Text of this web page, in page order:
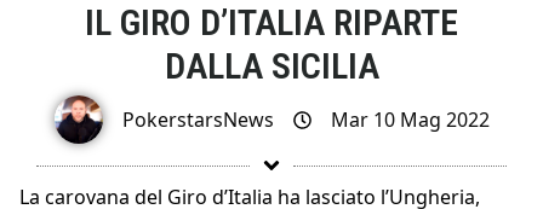
IL GIRO D’ITALIA RIPARTE
DALLA SICILIA
PokerstarsNews Mar 10 Mag 2022
La carovana del Giro d’Italia ha lasciato l’Ungheria,